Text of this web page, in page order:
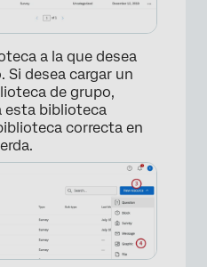
a la que desea
Si desea cargar un
de grupo,
esta biblioteca
correcta en